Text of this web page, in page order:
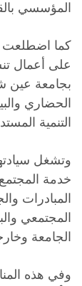
المؤسسي
على أعمال
بجامعة عين
الحضاري
التنمية
وتشغل
خدمة
المبادرات
المجتمعي
الجامعة
وفي هذه